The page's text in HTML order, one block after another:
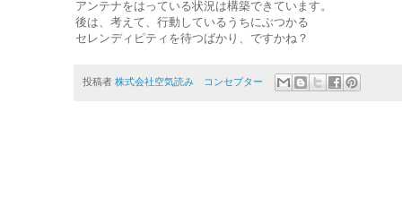
アンテナをはっている状況は構築できています。
後は、考えて、行動しているうちにぶつかる
セレンディピティを待つばかり、ですかね？
投稿者 株式会社空気読み コンセプター